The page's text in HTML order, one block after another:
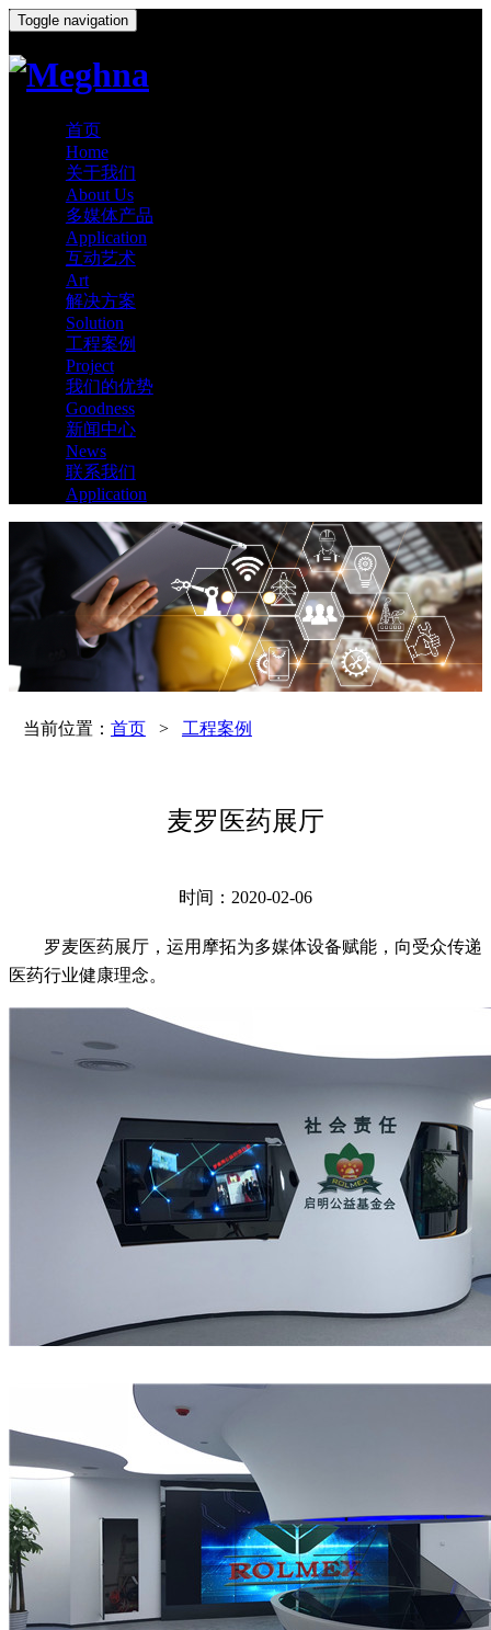
Toggle navigation
首页
Home
关于我们
About Us
多媒体产品
Application
互动艺术
Art
解决方案
Solution
工程案例
Project
我们的优势
Goodness
新闻中心
News
联系我们
Application
当前位置： 首页> 工程案例
麦罗医药展厅
时间：2020-02-06
罗麦医药展厅，运用摩拓为多媒体设备赋能，向受众传递
医药行业健康理念。